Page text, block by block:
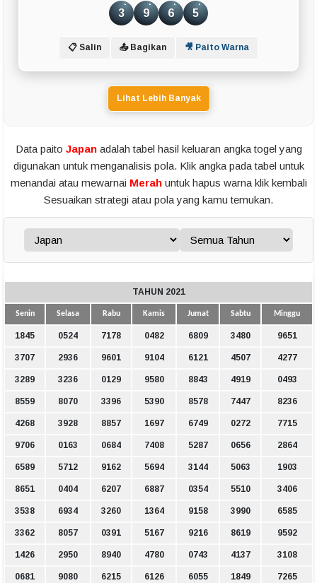
3 9 6 5
📋 Salin 📤 Bagikan 🎥 Paito Warna
Lihat Lebih Banyak
Data paito Japanadalah tabel hasil keluaran angka togel yang
digunakan untuk menganalisis pola. Klik angka pada tabel untuk
menandai atau mewarnai Merahuntuk hapus warna klik kembali
Sesuaikan strategi atau pola yang kamu temukan.
TAHUN 2021
Senin Selasa Rabu Kamis Jumat Sabtu Minggu
1845 0524 7178 0482 6809 3480 9651
3707 2936 9601 9104 6121 4507 4277
3289 3236 0129 9580 8843 4919 0493
8559 8070 3396 5390 8578 7447 8236
4268 3928 8857 1697 6749 0272 7715
9706 0163 0684 7408 5287 0656 2864
6589 5712 9162 5694 3144 5063 1903
8651 0404 6207 6887 0354 5510 3406
3538 6934 3260 1364 9158 3990 6585
3362 8057 0391 5167 9216 8619 9592
1426 2950 8940 4780 0743 4137 3108
0681 9080 6215 6126 6055 1849 7265